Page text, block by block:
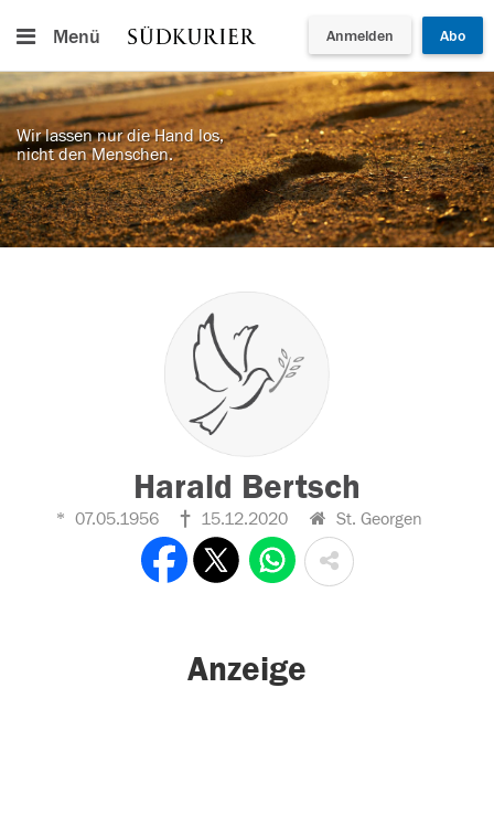
Menü Anmelden Abo
Wir lassen nur die Hand los,
nicht den Menschen.
Harald Bertsch
07.05.1956 15.12.2020 St. Georgen
Anzeige